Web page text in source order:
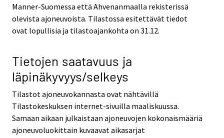
Manner-Suomessa että Ahvenanmaalla rekisterissä
olevista ajoneuvoista. Tilastossa esitettävät tiedot
ovat lopullisia ja tilastoajankohta on 31.12.
Tietojen saatavuus ja
läpinäkyvyys/selkeys
Tilastot ajoneuvokannasta ovat nähtävillä
Tilastokeskuksen internet-sivuilla maaliskuussa.
Samaan aikaan julkaistaan ajoneuvojen kokonaismääriä
ajoneuvoluokittain kuvaavat aikasarjat